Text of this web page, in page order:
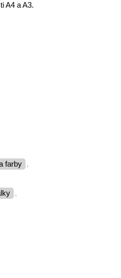
A4 a A3.
farby ,
,